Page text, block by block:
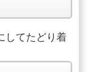
してたどり着